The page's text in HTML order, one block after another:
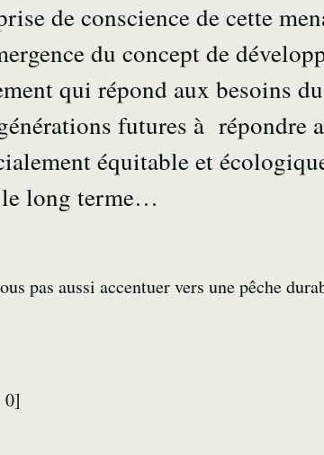
de conscience de cette
du concept de
qui répond aux besoins
futures à répondre
équitable et
long terme…
pas aussi accentuer vers une pêche
0]